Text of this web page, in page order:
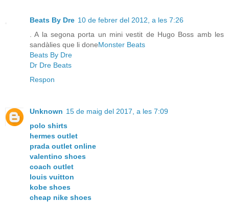
Beats By Dre 10 de febrer del 2012, a les 7:26
. A la segona porta un mini vestit de Hugo Boss amb les
sandàlies que li doneMonster Beats
Beats By Dre
Dr Dre Beats
Respon
Unknown 15 de maig del 2017, a les 7:09
polo shirts
hermes outlet
prada outlet online
valentino shoes
coach outlet
louis vuitton
kobe shoes
cheap nike shoes